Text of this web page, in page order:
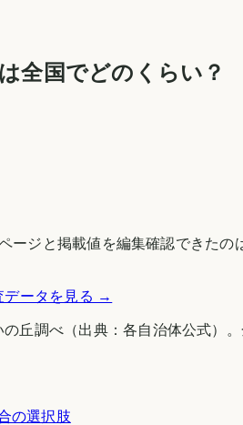
全国でどのくらい？
ージと掲載値を編集確認できたの
データを見る →
の丘調べ （出典：各自治体公式）
の選択肢